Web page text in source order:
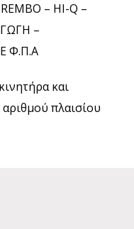
– HI-Q –
–
Φ.Π.Α
και
πλαισίου